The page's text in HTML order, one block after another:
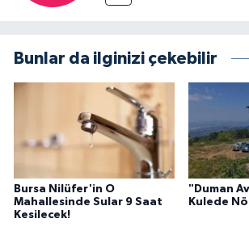
Bunlar da ilginizi çekebilir
Bursa Nilüfer'in O
Mahallesinde Sular 9 Saat
Kesilecek!
"Duman
Kulede